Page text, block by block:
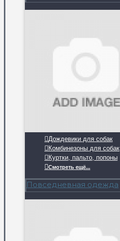
Дождевики для собак
Комбинезоны для собак
Куртки, пальто, попоны
Смотреть ещё...
Повседневная одежда